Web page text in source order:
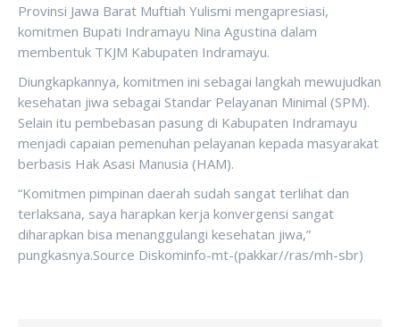
Provinsi Jawa Barat Muftiah Yulismi mengapresiasi,
komitmen Bupati Indramayu Nina Agustina dalam
membentuk TKJM Kabupaten Indramayu.
Diungkapkannya, komitmen ini sebagai langkah mewujudkan
kesehatan jiwa sebagai Standar Pelayanan Minimal (SPM).
Selain itu pembebasan pasung di Kabupaten Indramayu
menjadi capaian pemenuhan pelayanan kepada masyarakat
berbasis Hak Asasi Manusia (HAM).
“Komitmen pimpinan daerah sudah sangat terlihat dan
terlaksana, saya harapkan kerja konvergensi sangat
diharapkan bisa menanggulangi kesehatan jiwa,”
pungkasnya.Source Diskominfo-mt-(pakkar//ras/mh-sbr)